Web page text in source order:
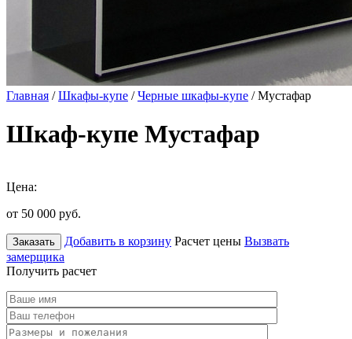
Главная /Шкафы-купе /Черные шкафы-купе / Мустафар
Шкаф-купе Мустафар
Цена:
от 50 000 руб.
Заказать Добавить в корзину Расчет цены Вызвать
замерщика
Получить расчет